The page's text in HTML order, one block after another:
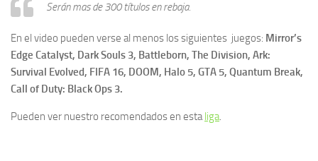
Serán mas de 300 títulos en rebaja.
En el video pueden verse al menos los siguientes juegos: Mirror’s
Edge Catalyst, Dark Souls 3, Battleborn, The Division, Ark:
Survival Evolved, FIFA 16, DOOM, Halo 5, GTA 5, Quantum Break,
Call of Duty: Black Ops 3.
Pueden ver nuestro recomendados en estaliga.